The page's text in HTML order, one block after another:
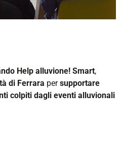
Help alluvione! Smart,
di Ferrara persupportare
colpiti dagli eventi alluvionali